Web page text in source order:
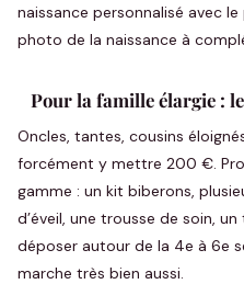
naissance personnalisé avec
photo de la naissance à
Pour la famille élargie :
Oncles, tantes, cousins
forcément y mettre 200 €.
gamme : un kit biberons,
d’éveil, une trousse de soin,
déposer autour de la 4e à 6e
marche très bien aussi.